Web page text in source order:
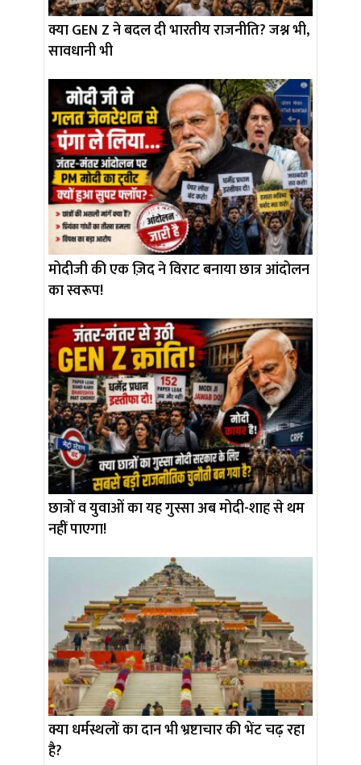
क्या GEN Z ने बदल दी भारतीय राजनीति? जश्न भी,
सावधानी भी
मोदीजी की एक ज़िद ने विराट बनाया छात्र आंदोलन
का स्वरूप!
छात्रों व युवाओं का यह गुस्सा अब मोदी-शाह से थम
नहीं पाएगा!
क्या धर्मस्थलों का दान भी भ्रष्टाचार की भेंट चढ़ रहा
है?